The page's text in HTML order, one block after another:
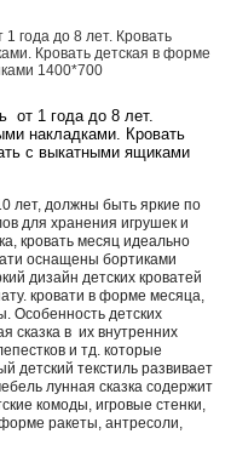
1 года до 8 лет. Кровать
Кровать детская в форме
1400*700
от 1 года до 8 лет.
накладками. Кровать
с выкатными ящиками
лет, должны быть яркие по
для хранения игрушек и
кровать месяц идеально
оснащены бортиками
дизайн детских кроватей
кровати в форме месяца,
Особенность детских
сказка в их внутренних
и тд. которые
детский текстиль развивает
лунная сказка содержит
комоды, игровые стенки,
ракеты, антресоли,